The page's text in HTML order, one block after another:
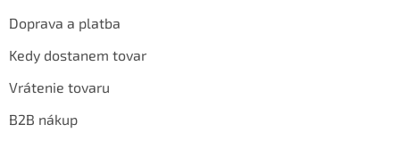
Doprava a platba
Kedy dostanem tovar
Vrátenie tovaru
B2B nákup